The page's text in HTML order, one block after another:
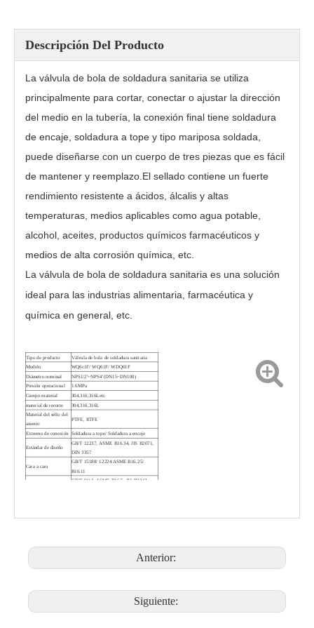
Válvula sanitaria de bola de 3 vías con brida suelta WQ945F
Válvula de bola roscada sanitaria WQ21F
Válvula de bola de acoplamiento rápido sanitario WQ8k1F Válvula de bola sanitaria de triple abrazadera para resistencia a productos químicos
Descripción Del Producto
La válvula de bola de soldadura sanitaria se utiliza
principalmente para cortar, conectar o ajustar la dirección
del medio en la tubería, la conexión final tiene soldadura
de encaje, soldadura a tope y tipo mariposa soldada,
puede diseñarse con un cuerpo de tres piezas que es fácil
de mantener y reemplazo.El sellado contiene un fuerte
rendimiento resistente a ácidos, álcalis y altas
temperaturas, medios aplicables como agua potable,
alcohol, aceites, productos químicos farmacéuticos y
medios de alta corrosión química, etc.
La válvula de bola de soldadura sanitaria es una solución
ideal para las industrias alimentaria, farmacéutica y
química en general, etc.
Tipo de producto
Válvula de bola de soldadura sanitaria
Modelo
WQ6c1F/ WQ61F/ WDQ61F
Diámetro nominal
NPS1/2'~NPS4'(DN15~DN100)
Presión operacional
1.6MPa
Cuerpo material
304,316,316Letc
material de recorte
304,316,316L
Material del sello del
asiento
PTFE, RTFE
Extremo de conexión Soldadura a tope/ Soldadura a encaje
Estándar de diseño
GB/T 12237, ASME B16.34, JIS B2071,
DIN 3357
Cara a cara
GB/T 15188/ 12224 ASME B16.25/
B16.11
GB/T 9113, ASME B16.5, JIS B2212,
Dispositivo de
Mango, señal, actuador neumático,
Anterior:
Siguiente: